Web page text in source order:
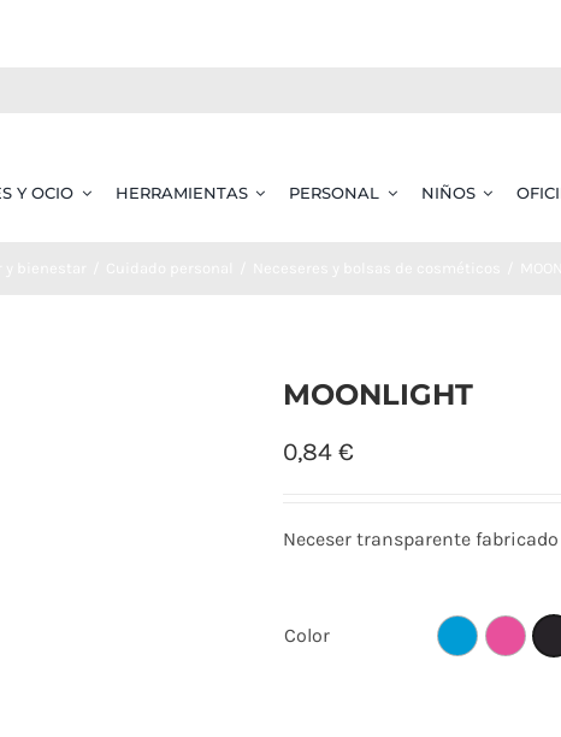
Y OCIO HERRAMIENTAS PERSONAL NIÑOS
MOONLIGHT
0,84 €
Neceser transparente
Color